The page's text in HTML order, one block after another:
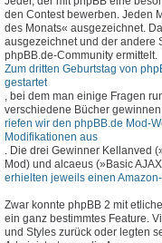
den Contest bewerben. Jeden
des Monats« ausgezeichnet.
ausgezeichnet und der andere
phpBB.de-Community ermittelt.
Zum dritten Geburtstag von
gestartet
, bei dem man einige Fragen
verschiedene Bücher
riefen wir den phpBB.de Mod-
Modifikationen aus
. Die drei Gewinner Kellanved
Mod) und alcaeus (»Basic
erhielten jeweils einen
Zwar konnte phpBB 2 mit
ein ganz bestimmtes Feature.
und Styles zurück oder legten